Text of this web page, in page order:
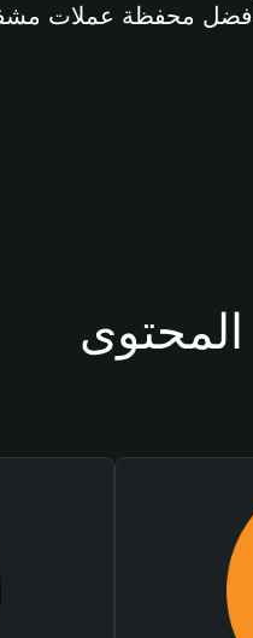
محفظة عملات مشفرة آمنة